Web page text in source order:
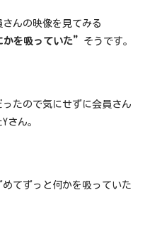
んの映像を見てみる
を吸っていた” そうです。
たので気にせずに会員さん
さん。
てずっと何かを吸っていた